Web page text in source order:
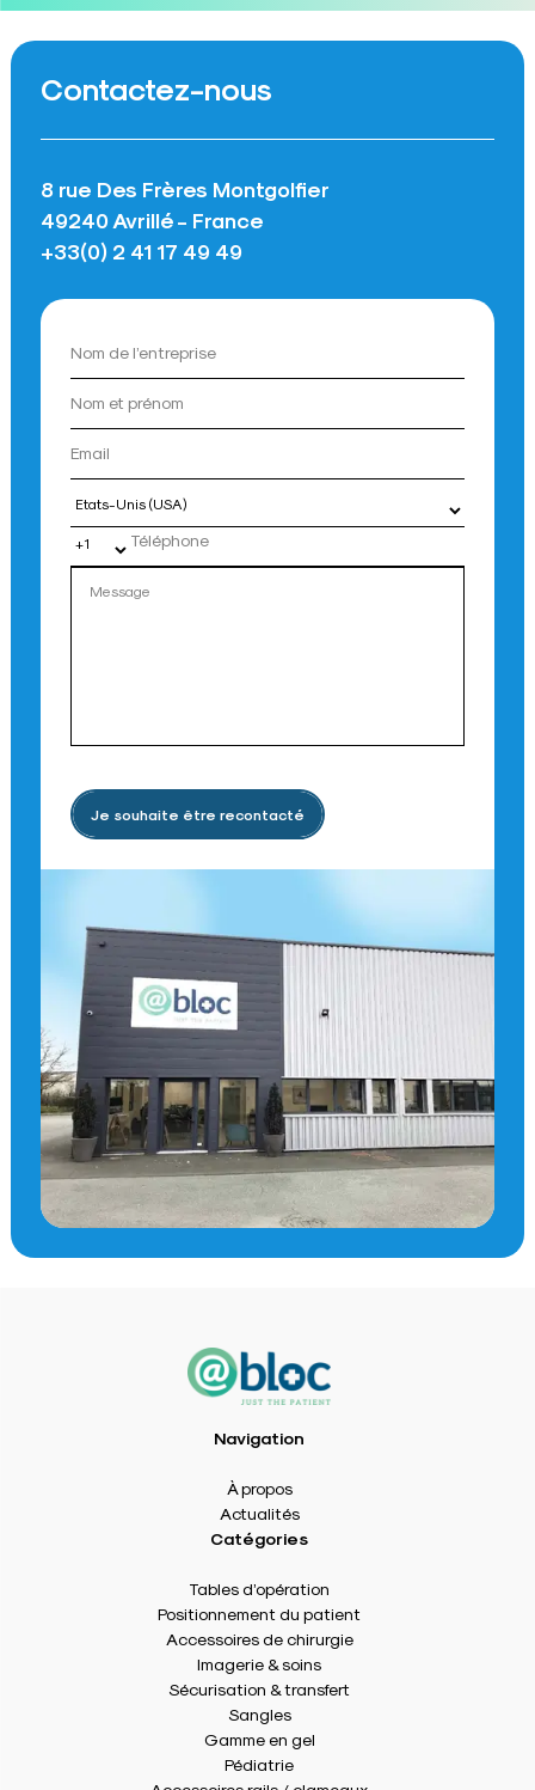
Contactez-nous
8 rue Des Frères Montgolfier
49240 Avrillé - France
+33(0) 2 41 17 49 49
Je souhaite être recontacté
Navigation
À propos
Actualités
Catégories
Tables d’opération
Positionnement du patient
Accessoires de chirurgie
Imagerie & soins
Sécurisation & transfert
Sangles
Gamme en gel
Pédiatrie